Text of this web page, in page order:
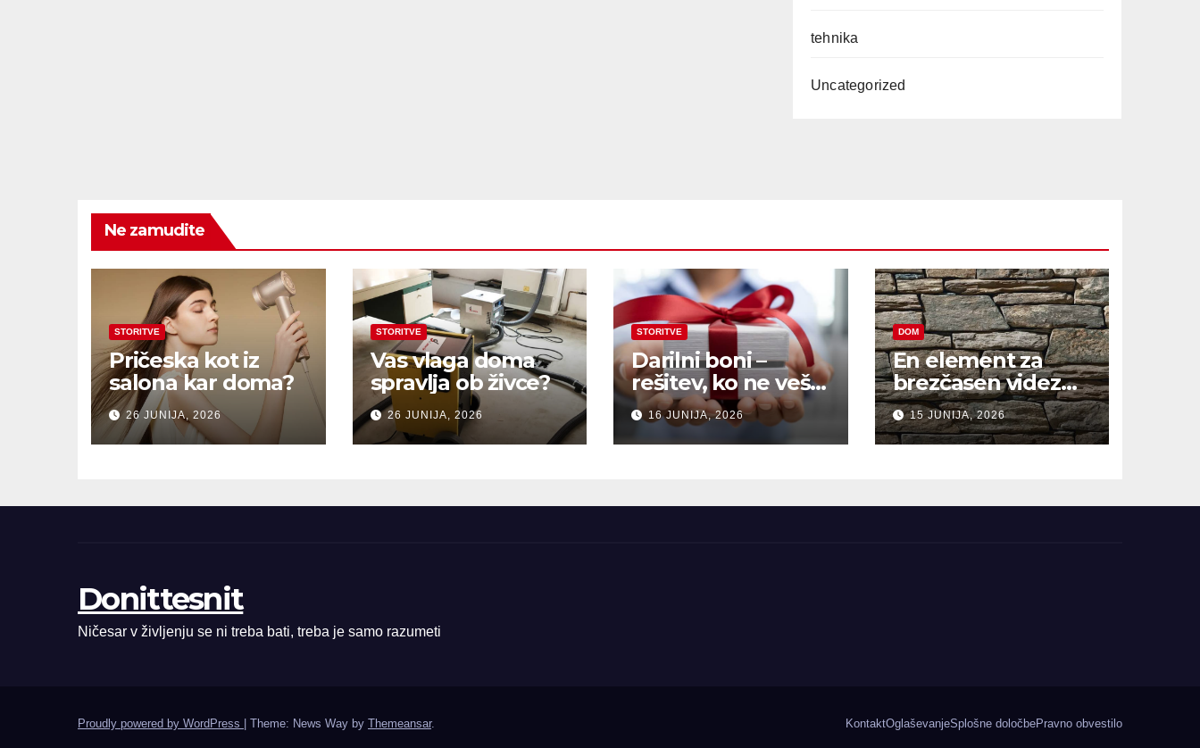
tehnika
Uncategorized
Ne zamudite
STORITVE
Pričeska kot iz
salona kar doma?
26 JUNIJA, 2026
STORITVE
Vas vlaga doma
spravlja ob živce?
26 JUNIJA, 2026
STORITVE
Darilni boni –
rešitev, ko ne veš,
kaj pokloniti
16 JUNIJA, 2026
DOM
En element za
brezčasen videz
hiše
15 JUNIJA, 2026
Donittesnit
Ničesar v življenju se ni treba bati, treba je samo razumeti
Proudly powered by WordPress Theme: News Way by Themeansar. KontaktOglaševanjeSplošne določbePravno obvestilo